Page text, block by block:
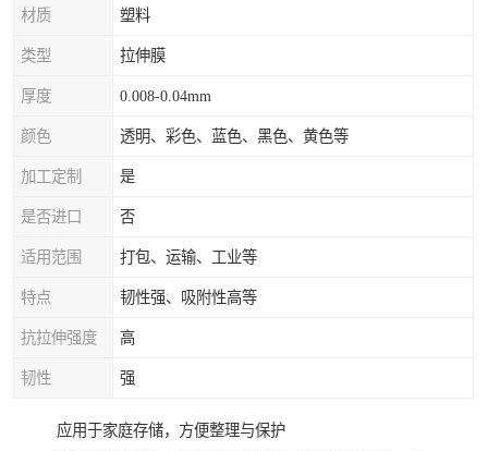
材质 塑料
类型 拉伸膜
厚度 0.008-0.04mm
颜色 透明、彩色、蓝色、黑色、黄色等
加工定制 是
是否进口 否
适用范围 打包、运输、工业等
特点 韧性强、吸附性高等
抗拉伸强度 高
韧性 强
应用于家庭存储，方便整理与保护